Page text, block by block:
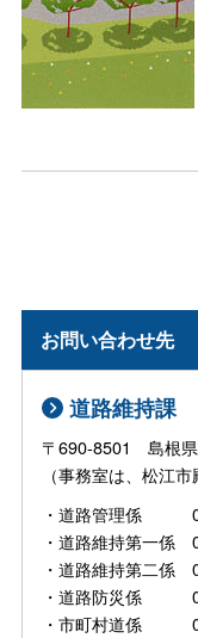
お問い合わせ先
道路維持課
〒690-8501 島根
（事務室は、松江
・道路管理係
・道路維持第一係
・道路維持第二係
・道路防災係
・市町村道係